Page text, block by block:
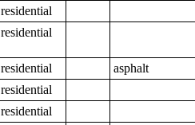
residential
residential
residential
asphalt
residential
residential